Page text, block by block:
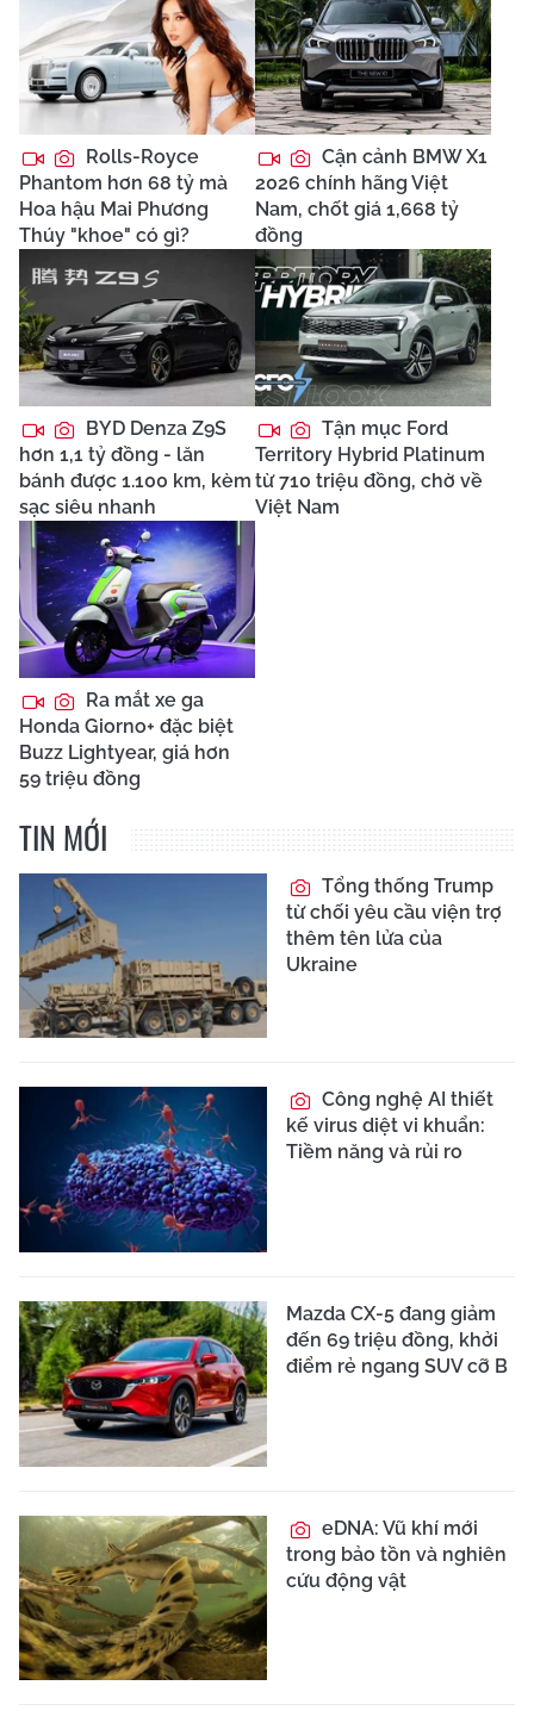
Rolls-Royce
Phantom hơn 68 tỷ mà
Hoa hậu Mai Phương
Thúy "khoe" có gì?
Cận cảnh BMW X1
2026 chính hãng Việt
Nam, chốt giá 1,668 tỷ
đồng
BYD Denza Z9S
hơn 1,1 tỷ đồng - lăn
bánh được 1.100 km, kèm
sạc siêu nhanh
Tận mục Ford
Territory Hybrid Platinum
từ 710 triệu đồng, chờ về
Việt Nam
Ra mắt xe ga
Honda Giorno+ đặc biệt
Buzz Lightyear, giá hơn
59 triệu đồng
TIN MỚI
Tổng thống Trump
từ chối yêu cầu viện trợ
thêm tên lửa của
Ukraine
Công nghệ AI thiết
kế virus diệt vi khuẩn:
Tiềm năng và rủi ro
Mazda CX-5 đang giảm
đến 69 triệu đồng, khởi
điểm rẻ ngang SUV cỡ B
eDNA: Vũ khí mới
trong bảo tồn và nghiên
cứu động vật